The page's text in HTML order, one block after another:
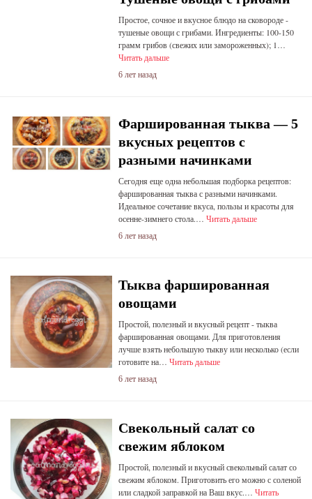
Простое, сочное и вкусное блюдо на сковороде -
тушеные овощи с грибами. Ингредиенты: 100-150
грамм грибов (свежих или замороженных); 1…
Читать дальше
6 лет назад
Фаршированная тыква — 5
вкусных рецептов с
разными начинками
Сегодня еще одна небольшая подборка рецептов:
фаршированная тыква с разными начинками.
Идеальное сочетание вкуса, пользы и красоты для
осенне-зимнего стола.… Читать дальше
6 лет назад
Тыква фаршированная
овощами
Простой, полезный и вкусный рецепт - тыква
фаршированная овощами. Для приготовления
лучше взять небольшую тыкву или несколько (если
готовите на… Читать дальше
6 лет назад
Свекольный салат со
свежим яблоком
Простой, полезный и вкусный свекольный салат со
свежим яблоком. Приготовить его можно с соленой
или сладкой заправкой на Ваш вкус.… Читать